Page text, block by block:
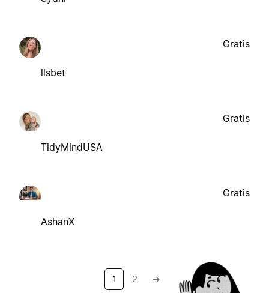
llsbet
Gratis
TidyMindUSA
Gratis
AshanX
Gratis
1 2 →